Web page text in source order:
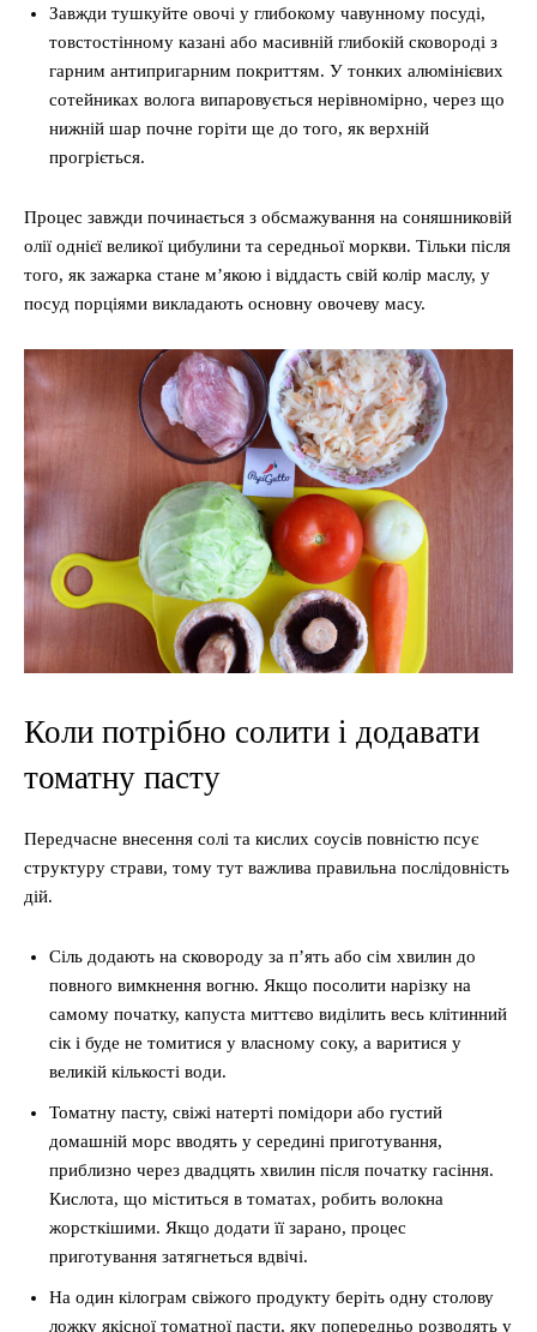
Завжди тушкуйте овочі у глибокому чавунному посуді,
товстостінному казані або масивній глибокій сковороді з
гарним антипригарним покриттям. У тонких алюмінієвих
сотейниках волога випаровується нерівномірно, через що
нижній шар почне горіти ще до того, як верхній
прогріється.
Процес завжди починається з обсмажування на соняшниковій
олії однієї великої цибулини та середньої моркви. Тільки після
того, як зажарка стане м’якою і віддасть свій колір маслу, у
посуд порціями викладають основну овочеву масу.
Коли потрібно солити і додавати
томатну пасту
Передчасне внесення солі та кислих соусів повністю псує
структуру страви, тому тут важлива правильна послідовність
дій.
Сіль додають на сковороду за п’ять або сім хвилин до
повного вимкнення вогню. Якщо посолити нарізку на
самому початку, капуста миттєво виділить весь клітинний
сік і буде не томитися у власному соку, а варитися у
великій кількості води.
Томатну пасту, свіжі натерті помідори або густий
домашній морс вводять у середині приготування,
приблизно через двадцять хвилин після початку гасіння.
Кислота, що міститься в томатах, робить волокна
жорсткішими. Якщо додати її зарано, процес
приготування затягнеться вдвічі.
На один кілограм свіжого продукту беріть одну столову
ложку якісної томатної пасти, яку попередньо розводять у